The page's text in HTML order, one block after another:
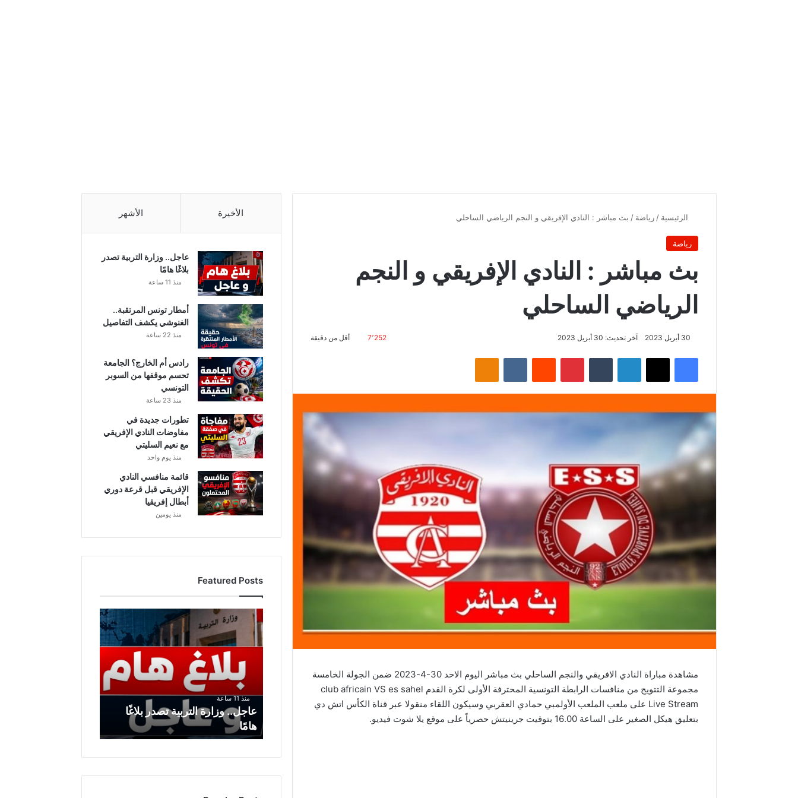
الرئيسية / رياضة / بث مباشر : النادي الإفريقي و النجم الرياضي الساحلي
رياضة
بث مباشر : النادي الإفريقي و النجم
الرياضي الساحلي
30 أبريل 2023 آخر تحديث: 30 أبريل 2023 7٬252 أقل من دقيقة
فيسبوك ‫X لينكدإن بينتيريست Odnoklassniki
مشاهدة مباراة النادي الافريقي والنجم الساحلي بث مباشر اليوم الاحد 30-4-2023 ضمن الجولة الخامسة
مجموعة التتويج من منافسات الرابطة التونسية المحترفة الأولى لكرة القدم club africain VS es sahel
Live Stream على ملعب الملعب الأولمبي حمادي العقربي وسيكون اللقاء منقولا عبر قناة الكأس اتش دي
بتعليق هيكل الصغير على الساعة 16.00 بتوقيت جرينيتش حصرياً على موقع يلا شوت فيديو.
الأخيرة الأشهر
عاجل.. وزارة التربية تصدر
بلاغًا هامًا
منذ 11 ساعة
أمطار تونس المرتقبة..
الغنوشي يكشف التفاصيل
منذ 22 ساعة
رادس أم الخارج؟ الجامعة
تحسم موقفها من السوبر
التونسي
منذ 23 ساعة
تطورات جديدة في
مفاوضات النادي الإفريقي
مع نعيم السليتي
منذ يوم واحد
قائمة منافسي النادي
الإفريقي قبل قرعة دوري
أبطال إفريقيا
منذ يومين
Featured Posts
عاجل..
وزارة
التربية
منذ 11 ساعة
عاجل.. وزارة التربية تصدر بلاغًا
هامًا